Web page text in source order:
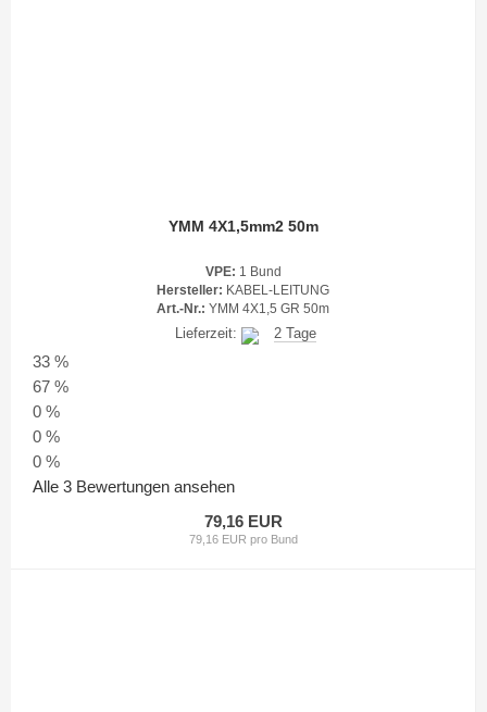
YMM 4X1,5mm2 50m
VPE: 1 Bund
Hersteller: KABEL-LEITUNG
Art.-Nr.: YMM 4X1,5 GR 50m
Lieferzeit: 2 Tage
33 %
67 %
0 %
0 %
0 %
Alle 3 Bewertungen ansehen
79,16 EUR
79,16 EUR pro Bund